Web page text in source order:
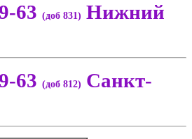
63 (доб 831) Нижний
63 (доб 812) Санкт-